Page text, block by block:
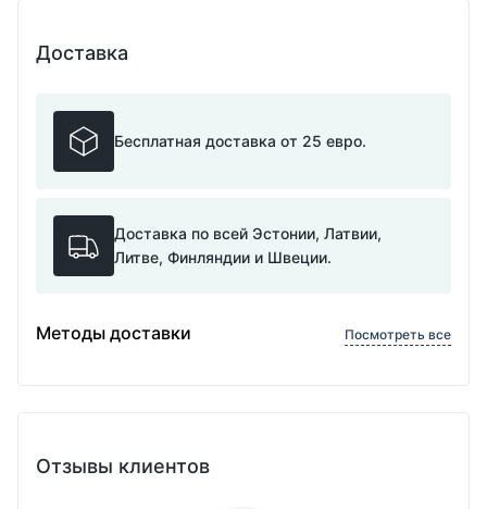
Доставка
Бесплатная доставка от 25 евро.
Доставка по всей Эстонии, Латвии,
Литве, Финляндии и Швеции.
Методы доставки Посмотреть все
Отзывы клиентов